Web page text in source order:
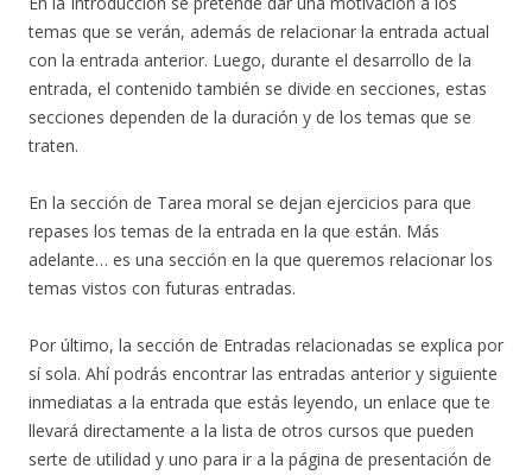
temas que se verán, además de relacionar la entrada actual
con la entrada anterior. Luego, durante el desarrollo de la
entrada, el contenido también se divide en secciones, estas
secciones dependen de la duración y de los temas que se
traten.
En la sección de Tarea moral se dejan ejercicios para que
repases los temas de la entrada en la que están. Más
adelante… es una sección en la que queremos relacionar los
temas vistos con futuras entradas.
Por último, la sección de Entradas relacionadas se explica por
sí sola. Ahí podrás encontrar las entradas anterior y siguiente
inmediatas a la entrada que estás leyendo, un enlace que te
llevará directamente a la lista de otros cursos que pueden
serte de utilidad y uno para ir a la página de presentación de